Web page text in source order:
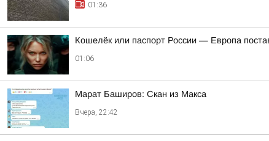
01:36
Кошелёк или паспорт России — Европа
01:06
Марат Баширов: Скан из Макса
Вчера, 22:42